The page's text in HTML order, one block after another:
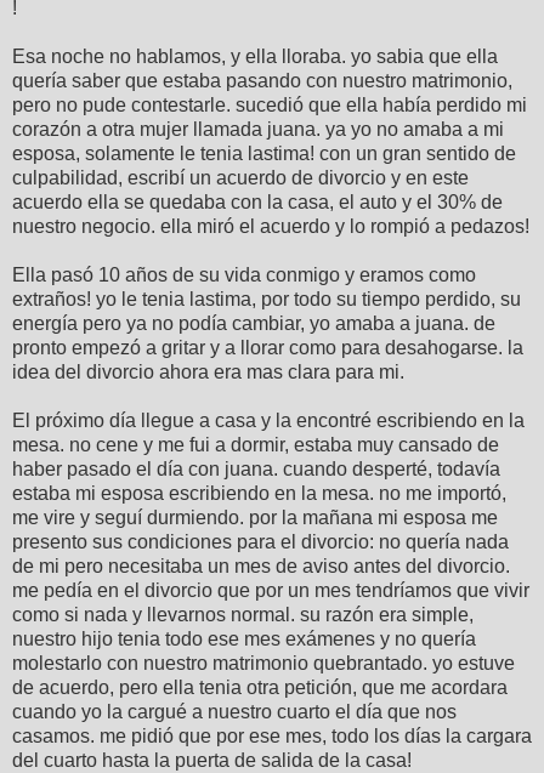
!
Esa noche no hablamos, y ella lloraba. yo sabia que ella
quería saber que estaba pasando con nuestro matrimonio,
pero no pude contestarle. sucedió que ella había perdido mi
corazón a otra mujer llamada juana. ya yo no amaba a mi
esposa, solamente le tenia lastima! con un gran sentido de
culpabilidad, escribí un acuerdo de divorcio y en este
acuerdo ella se quedaba con la casa, el auto y el 30% de
nuestro negocio. ella miró el acuerdo y lo rompió a pedazos!
Ella pasó 10 años de su vida conmigo y eramos como
extraños! yo le tenia lastima, por todo su tiempo perdido, su
energía pero ya no podía cambiar, yo amaba a juana. de
pronto empezó a gritar y a llorar como para desahogarse. la
idea del divorcio ahora era mas clara para mi.
El próximo día llegue a casa y la encontré escribiendo en la
mesa. no cene y me fui a dormir, estaba muy cansado de
haber pasado el día con juana. cuando desperté, todavía
estaba mi esposa escribiendo en la mesa. no me importó,
me vire y seguí durmiendo. por la mañana mi esposa me
presento sus condiciones para el divorcio: no quería nada
de mi pero necesitaba un mes de aviso antes del divorcio.
me pedía en el divorcio que por un mes tendríamos que vivir
como si nada y llevarnos normal. su razón era simple,
nuestro hijo tenia todo ese mes exámenes y no quería
molestarlo con nuestro matrimonio quebrantado. yo estuve
de acuerdo, pero ella tenia otra petición, que me acordara
cuando yo la cargué a nuestro cuarto el día que nos
casamos. me pidió que por ese mes, todo los días la cargara
del cuarto hasta la puerta de salida de la casa!